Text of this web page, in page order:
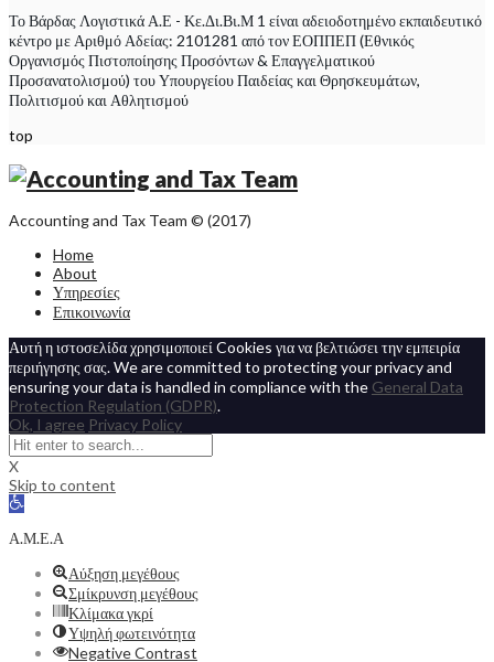
Το Βάρδας Λογιστικά Α.Ε - Κε.Δι.Βι.Μ 1 είναι αδειοδοτημένο εκπαιδευτικό
κέντρο με Αριθμό Αδείας: 2101281 από τον ΕΟΠΠΕΠ (Εθνικός
Οργανισμός Πιστοποίησης Προσόντων & Επαγγελματικού
Προσανατολισμού) του Υπουργείου Παιδείας και Θρησκευμάτων,
Πολιτισμού και Αθλητισμού
top
Accounting and Tax Team © (2017)
Home
About
Υπηρεσίες
Επικοινωνία
Αυτή η ιστοσελίδα χρησιμοποιεί Cookies για να βελτιώσει την εμπειρία
περιήγησης σας. We are committed to protecting your privacy and
ensuring your data is handled in compliance with the General Data
Protection Regulation (GDPR).
Ok, I agree Privacy Policy
X
Skip to content
Open
Α.Μ.Ε.Α
Αύξηση μεγέθους
Σμίκρυνση μεγέθους
Κλίμακα γκρί
Υψηλή φωτεινότητα
Negative Contrast